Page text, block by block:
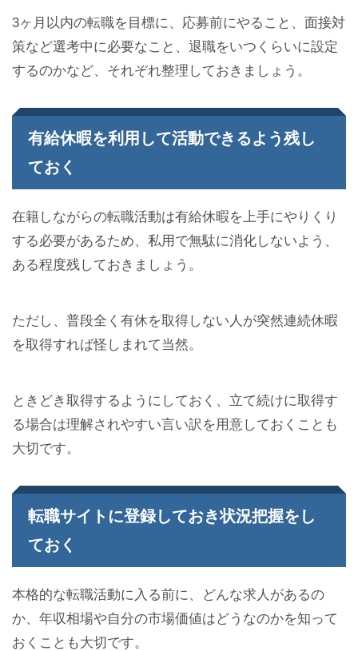
3ヶ月以内の転職を目標に、応募前にやること、面接対
策など選考中に必要なこと、退職をいつくらいに設定
するのかなど、それぞれ整理しておきましょう。
有給休暇を利用して活動できるよう残し
ておく
在籍しながらの転職活動は有給休暇を上手にやりくり
する必要があるため、私用で無駄に消化しないよう、
ある程度残しておきましょう。
ただし、普段全く有休を取得しない人が突然連続休暇
を取得すれば怪しまれて当然。
ときどき取得するようにしておく、立て続けに取得す
る場合は理解されやすい言い訳を用意しておくことも
大切です。
転職サイトに登録しておき状況把握をし
ておく
本格的な転職活動に入る前に、どんな求人があるの
か、年収相場や自分の市場価値はどうなのかを知って
おくことも大切です。